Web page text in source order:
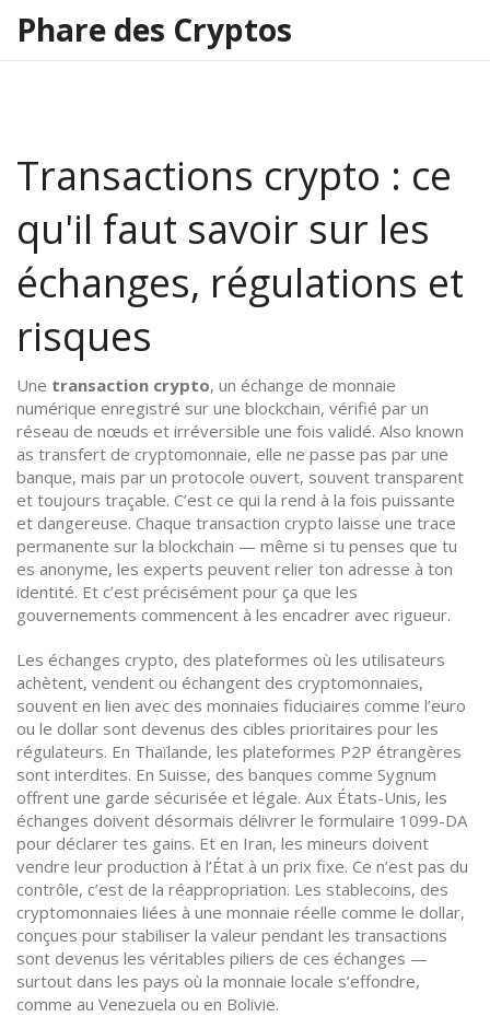
Phare des Cryptos
Transactions crypto : ce
qu'il faut savoir sur les
échanges, régulations et
risques
Une transaction crypto, un échange de monnaie
numérique enregistré sur une blockchain, vérifié par un
réseau de nœuds et irréversible une fois validé. Also known
as transfert de cryptomonnaie, elle ne passe pas par une
banque, mais par un protocole ouvert, souvent transparent
et toujours traçable. C’est ce qui la rend à la fois puissante
et dangereuse. Chaque transaction crypto laisse une trace
permanente sur la blockchain — même si tu penses que tu
es anonyme, les experts peuvent relier ton adresse à ton
identité. Et c’est précisément pour ça que les
gouvernements commencent à les encadrer avec rigueur.
Les échanges crypto, des plateformes où les utilisateurs
achètent, vendent ou échangent des cryptomonnaies,
souvent en lien avec des monnaies fiduciaires comme l’euro
ou le dollar sont devenus des cibles prioritaires pour les
régulateurs. En Thaïlande, les plateformes P2P étrangères
sont interdites. En Suisse, des banques comme Sygnum
offrent une garde sécurisée et légale. Aux États-Unis, les
échanges doivent désormais délivrer le formulaire 1099-DA
pour déclarer tes gains. Et en Iran, les mineurs doivent
vendre leur production à l’État à un prix fixe. Ce n’est pas du
contrôle, c’est de la réappropriation. Les stablecoins, des
cryptomonnaies liées à une monnaie réelle comme le dollar,
conçues pour stabiliser la valeur pendant les transactions
sont devenus les véritables piliers de ces échanges —
surtout dans les pays où la monnaie locale s’effondre,
comme au Venezuela ou en Bolivie.